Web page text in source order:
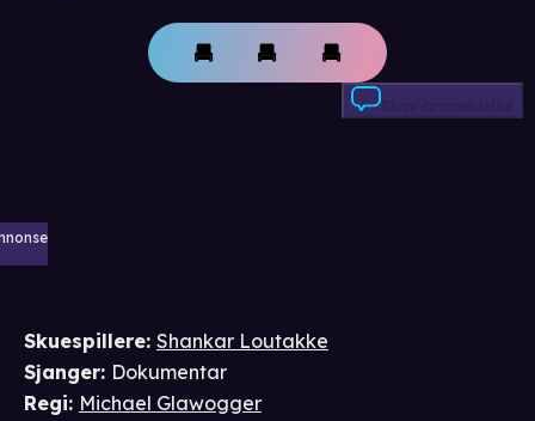
Skriv anmeldelse
Skuespillere: Shankar Loutakke
Sjanger: Dokumentar
Regi: Michael Glawogger